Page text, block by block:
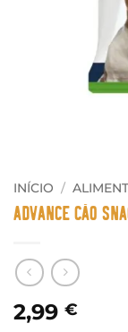
INÍCIO /
Advance Cão
2,99 €